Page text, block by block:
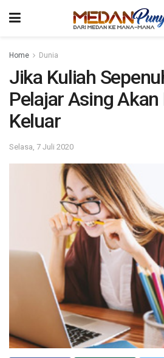
Home Dunia
Jika Kuliah
Pelajar Asing Akan
Keluar
Selasa, 7 Juli 2020